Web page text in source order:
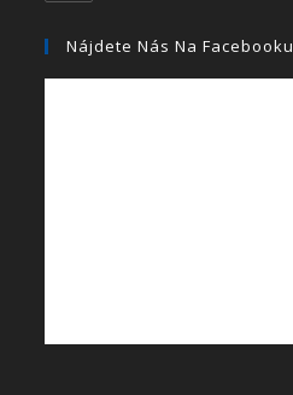
Nájdete Nás Na Facebooku